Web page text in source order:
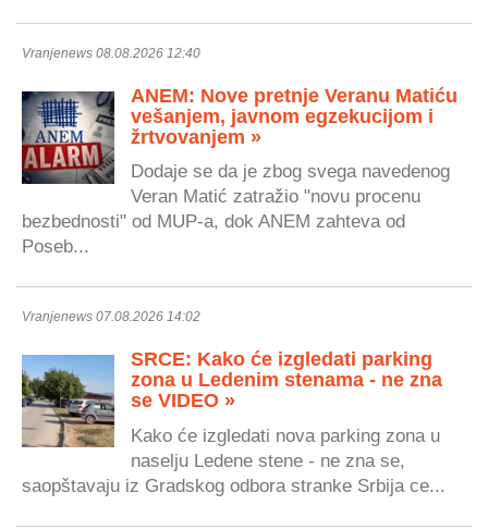
Vranjenews 08.08.2026 12:40
ANEM: Nove pretnje Veranu Matiću
vešanjem, javnom egzekucijom i
žrtvovanjem »
Dodaje se da je zbog svega navedenog
Veran Matić zatražio "novu procenu
bezbednosti" od MUP-a, dok ANEM zahteva od
Poseb...
Vranjenews 07.08.2026 14:02
SRCE: Kako će izgledati parking
zona u Ledenim stenama - ne zna
se VIDEO »
Kako će izgledati nova parking zona u
naselju Ledene stene - ne zna se,
saopštavaju iz Gradskog odbora stranke Srbija ce...